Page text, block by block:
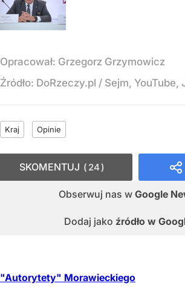
Opracował: Grzegorz Grzymowicz
Źródło: DoRzeczy.pl / Sejm, YouTube,
Kraj Opinie
Obserwuj nas w Google
Dodaj jako źródło w
SKOMENTUJ 24
"Autorytety" Morawieckiego